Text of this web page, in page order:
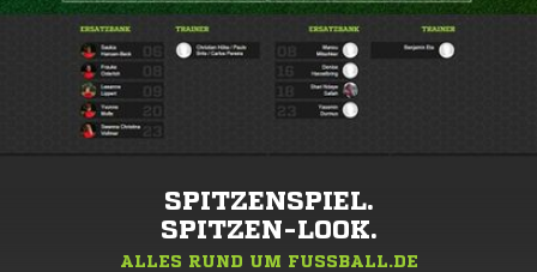
SPITZENSPIEL.
SPITZEN-LOOK.
ALLES RUND UM FUSSBALL.DE